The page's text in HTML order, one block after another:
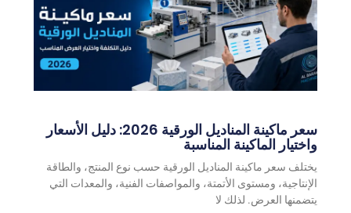
سعر ماكينة المناديل الورقية 2026: دليل الأسعار
واختيار الماكينة المناسبة
يختلف سعر ماكينة المناديل الورقية حسب نوع المنتج، والطاقة
الإنتاجية، ومستوى الأتمتة، والمواصفات الفنية، والمعدات التي
يتضمنها العرض. لذلك لا